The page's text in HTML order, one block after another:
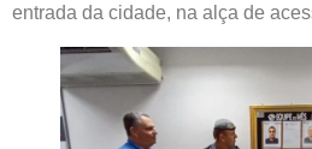
entrada da cidade, na alça de